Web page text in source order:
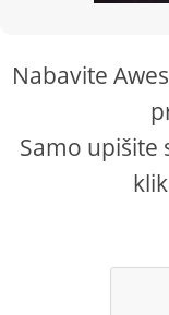
Nabavite
Samo upišite